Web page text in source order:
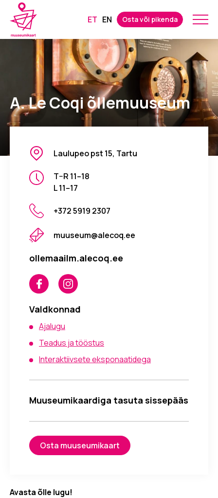
ET EN Osta või pikenda
A. Le Coqi õllemuuseum
Laulupeo pst 15, Tartu
T–R 11–18
L 11–17
+372 5919 2307
muuseum@alecoq.ee
ollemaailm.alecoq.ee
Valdkonnad
Ajalugu
Teadus ja tööstus
Interaktiivsete eksponaatidega
Muuseumikaardiga tasuta sissepääs
Osta muuseumikaart
Avasta õlle lugu!